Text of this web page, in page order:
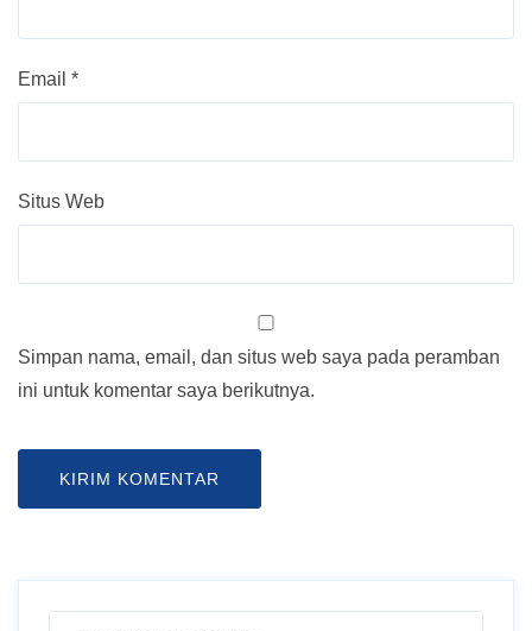
Email *
Situs Web
Simpan nama, email, dan situs web saya pada peramban
ini untuk komentar saya berikutnya.